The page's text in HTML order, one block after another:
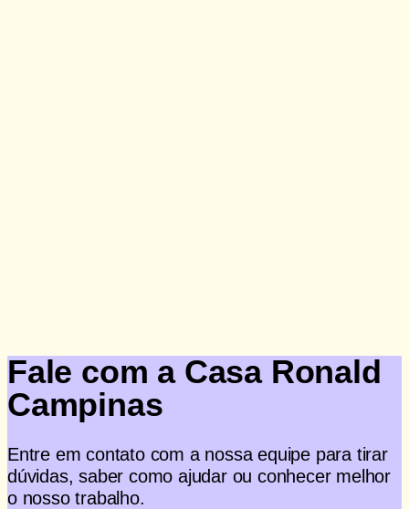
Fale com a Casa Ronald
Campinas
Entre em contato com a nossa equipe para tirar
dúvidas, saber como ajudar ou conhecer melhor
o nosso trabalho.